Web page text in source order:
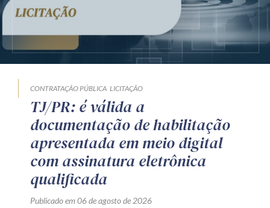
CONTRATAÇÃO PÚBLICA LICITAÇÃO
TJ/PR: é válida a
documentação de habilitação
apresentada em meio digital
com assinatura eletrônica
qualificada
Publicado em 06 de agosto de 2026